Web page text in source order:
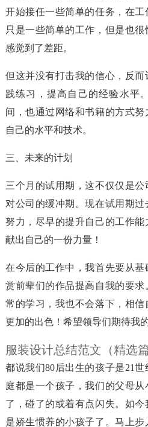
开始接任一些简单的任务，在
只是一些简单的工作，但是也
感觉到了差距。
但这并没有打击我的信心，反
践练习，提高自己的经验水平
间，也通过网络和书籍的方式
自己的水平和技术。
三、未来的计划
三个月的试用期，这不仅仅是
对公司的缓冲期。现在试用期
努力，尽早的提升自己的工作
献出自己的一份力量！
在今后的工作中，我首先要从
赏前辈们的作品提高自我的要求
常的学习，我也不会落下，相
更加的出色！希望领导们期待我
服装设计总结范文（精选篇
都说我们80后出生的孩子是21
庭都是一个孩子，我们的父母
了，碰了的或着有点闪失。如
是娇生惯养的小孩子了。马上